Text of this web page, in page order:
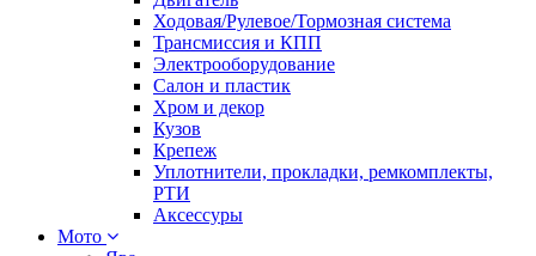
Ходовая/Рулевое/Тормозная система
Трансмиссия и КПП
Электрооборудование
Салон и пластик
Хром и декор
Кузов
Крепеж
Уплотнители, прокладки, ремкомплекты,
РТИ
Аксессуры
Мото